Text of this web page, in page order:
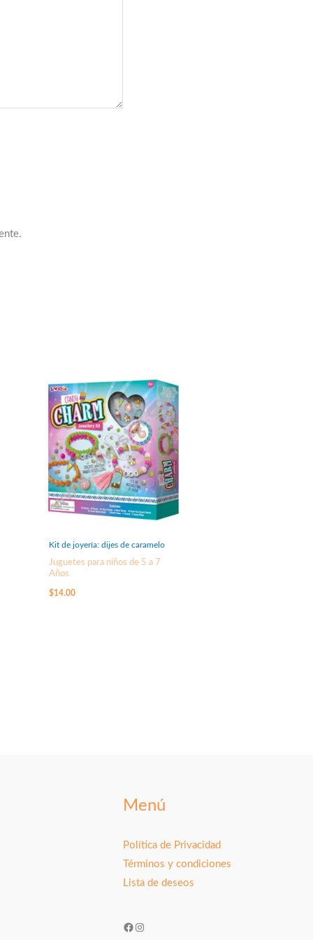
Kit de joyería: dijes de caramelo
Juguetes para niños de 5 a 7
Años
$14.00
Menú
Política de Privacidad
Términos y condiciones
Lista de deseos
Facebook
Instagram